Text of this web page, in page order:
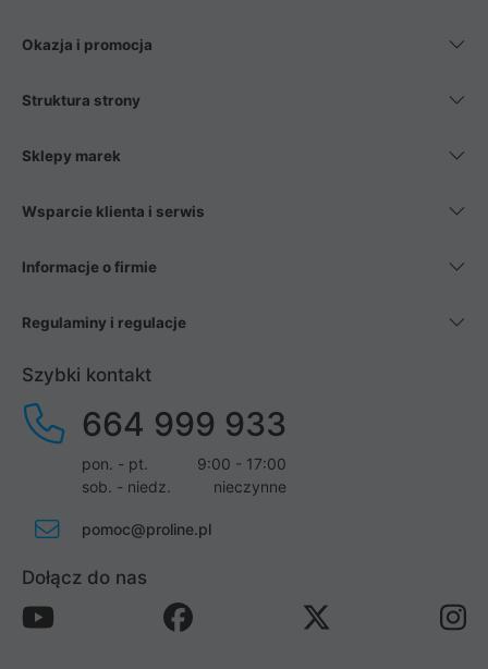
Okazja i promocja
Struktura strony
Sklepy marek
Wsparcie klienta i serwis
Informacje o firmie
Regulaminy i regulacje
Szybki kontakt
664 999 933
pon. - pt.
9:00 - 17:00
sob. - niedz.
nieczynne
pomoc@proline.pl
Dołącz do nas